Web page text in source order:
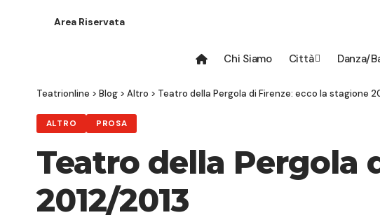
Area Riservata
Chi Siamo Città Danza/
Teatrionline > Blog > Altro > Teatro della Pergola di Firenze: ecco la stagione
ALTRO PROSA
Teatro della Pergola
2012/2013